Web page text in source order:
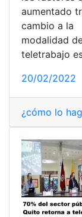
aumentado
cambio a la
modalidad
teletrabajo
20/02/2022
¿cómo lo